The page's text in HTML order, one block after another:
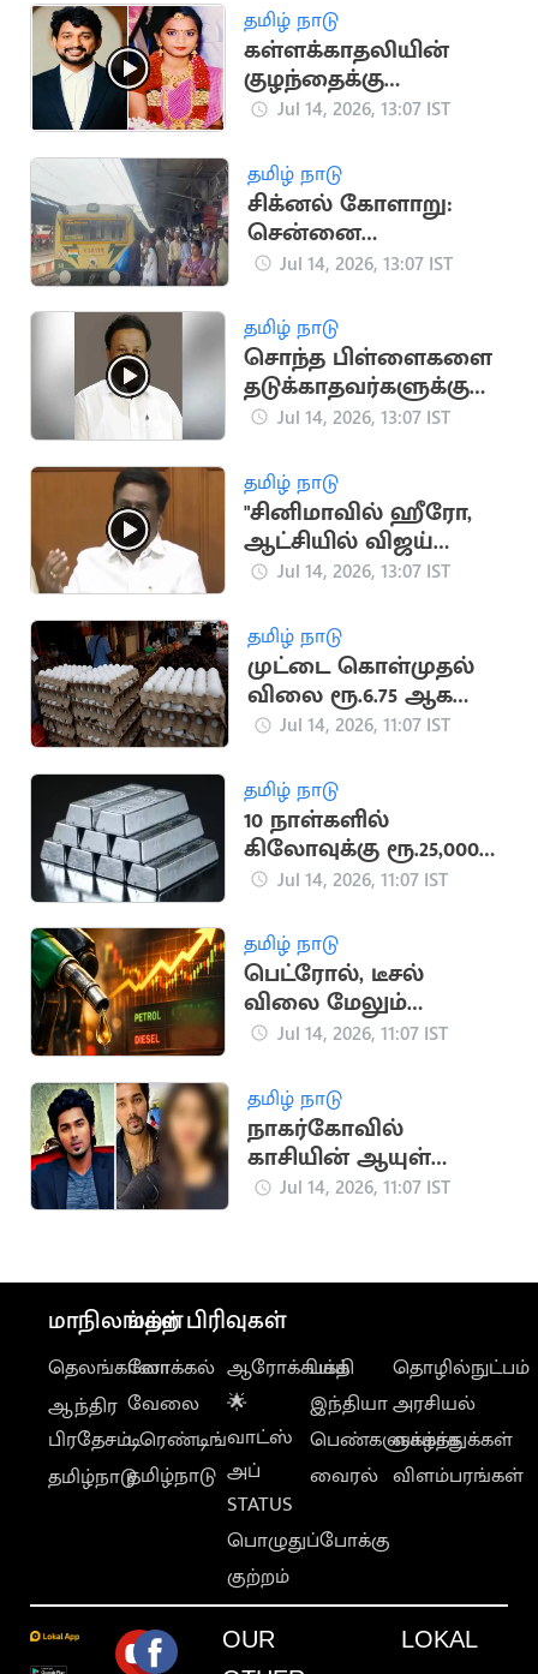
தமிழ் நாடு
கள்ளக்காதலியின்
குழந்தைக்கு
சிகரெட்டால் சூடு
நிர்வாகி
Jul 14, 2026, 13:07 IST
தமிழ் நாடு
சிக்னல் கோளாறு:
சென்னை
கடற்கரையில் புறநகர்
Jul 14, 2026, 13:07 IST
தமிழ் நாடு
சொந்த பிள்ளைகளை
தடுக்காதவர்களுக்கு
வேட்டி, மீசை எதற்கு:
Jul 14, 2026, 13:07 IST
தமிழ் நாடு
"சினிமாவில் ஹீரோ,
ஆட்சியில் விஜய்
பூஜ்ஜியம்" - பரந்தாமன்
Jul 14, 2026, 13:07 IST
தமிழ் நாடு
முட்டை கொள்முதல்
விலை ரூ.6.75 ஆக
உயர்வு
Jul 14, 2026, 11:07 IST
தமிழ் நாடு
10 நாள்களில்
கிலோவுக்கு ரூ.25,000
வரை சரிந்தது வெள்ளி
Jul 14, 2026, 11:07 IST
தமிழ் நாடு
பெட்ரோல், டீசல்
விலை மேலும்
அதிகரிக்க வாய்ப்பு
Jul 14, 2026, 11:07 IST
தமிழ் நாடு
நாகர்கோவில்
காசியின் ஆயுள்
தண்டனையை உறுதி
Jul 14, 2026, 11:07 IST
மாநிலங்கள்
தெலங்கானா
ஆந்திர
பிரதேசம்
தமிழ்நாடு
மற்ற பிரிவுகள்
லோக்கல்
வேலை
டிரெண்டிங்
தமிழ்நாடு
ஆரோக்கியம்
🌟
வாட்ஸ்
அப்
STATUS
பொழுதுப்போக்கு
குற்றம்
பக்தி
இந்தியா
பெண்களுக்காக
வைரல்
தொழில்நுட்பம்
அரசியல்
வாழ்த்துக்கள்
விளம்பரங்கள்
OUR
LOKAL